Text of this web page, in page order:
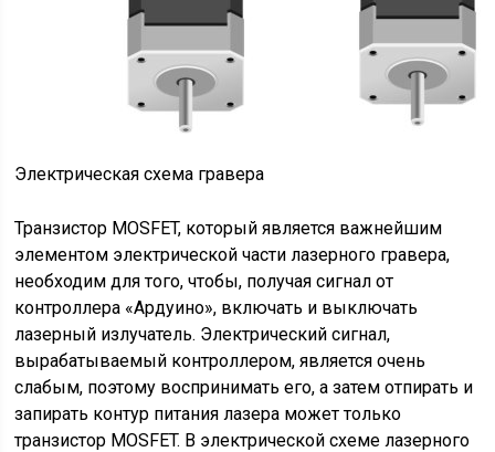
Электрическая схема гравера
Транзистор MOSFET, который является важнейшим
элементом электрической части лазерного гравера,
необходим для того, чтобы, получая сигнал от
контроллера «Ардуино», включать и выключать
лазерный излучатель. Электрический сигнал,
вырабатываемый контроллером, является очень
слабым, поэтому воспринимать его, а затем отпирать и
запирать контур питания лазера может только
транзистор MOSFET. В электрической схеме лазерного